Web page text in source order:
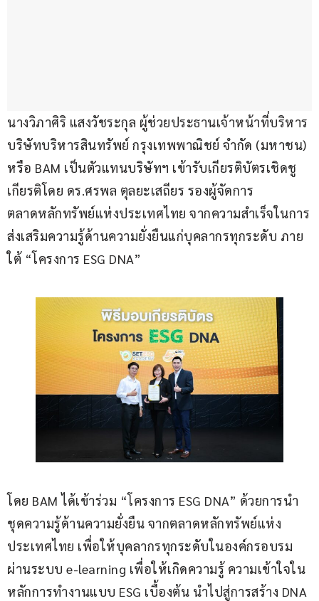
นางวิภาศิริ แสงวัชระกุล ผู้ช่วยประธานเจ้าหน้าที่บริหาร
บริษัทบริหารสินทรัพย์ กรุงเทพพาณิชย์ จำกัด (มหาชน)
หรือ BAM เป็นตัวแทนบริษัทฯ เข้ารับเกียรติบัตรเชิดชู
เกียรติโดย ดร.ศรพล ตุลยะเสถียร รองผู้จัดการ
ตลาดหลักทรัพย์แห่งประเทศไทย จากความสำเร็จในการ
ส่งเสริมความรู้ด้านความยั่งยืนแก่บุคลากรทุกระดับ ภาย
ใต้ “โครงการ ESG DNA”
โดย BAM ได้เข้าร่วม “โครงการ ESG DNA” ด้วยการนำ
ชุดความรู้ด้านความยั่งยืน จากตลาดหลักทรัพย์แห่ง
ประเทศไทย เพื่อให้บุคลากรทุกระดับในองค์กรอบรม
ผ่านระบบ e-learning เพื่อให้เกิดความรู้ ความเข้าใจใน
หลักการทำงานแบบ ESG เบื้องต้น นำไปสู่การสร้าง DNA